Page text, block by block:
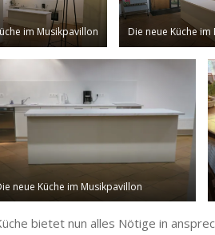
im Musikpavillon Die neue Küche
neue Küche im Musikpavillon
bietet nun alles Nötige in